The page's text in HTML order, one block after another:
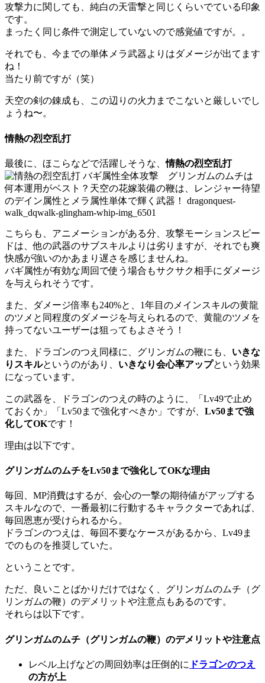
攻撃力に関しても、純白の天雷撃と同じくらいでている印象
です。
まったく同じ条件で測定していないので感覚値ですが。。
それでも、今までの単体メラ武器よりはダメージが出てます
ね！
当たり前ですが（笑）
天空の剣の錬成も、この辺りの火力までこないと厳しいでし
ょうね〜。
情熱の烈空乱打
最後に、ほこらなどで活躍しそうな、情熱の烈空乱打
こちらも、アニメーションがある分、攻撃モーションスピー
ドは、他の武器のサブスキルよりは劣りますが、それでも爽
快感が強いのかあまり遅さを感じませんね。
バギ属性が有効な周回で使う場合もサクサク相手にダメージ
を与えられそうです。
また、ダメージ倍率も240%と、1年目のメインスキルの黄龍
のツメと同程度のダメージを与えられるので、黄龍のツメを
持ってないユーザーは狙ってもよさそう！
また、ドラゴンのつえ同様に、グリンガムの鞭にも、 いきな
りスキルというのがあり、 いきなり会心率アップという効果
になっています。
この武器を、ドラゴンのつえの時のように、「Lv49で止め
ておくか」「Lv50まで強化すべきか」ですが、 Lv50まで強
化してOKです！
理由は以下です。
グリンガムのムチをLv50まで強化してOKな理由
毎回、MP消費はするが、会心の一撃の期待値がアップする
スキルなので、一番最初に行動するキャラクターであれば、
毎回恩恵が受けられるから。
ドラゴンのつえは、毎回不要なケースがあるから、Lv49ま
でのものを推奨していた。
ということです。
ただ、良いことばかりだけではなく、グリンガムのムチ（グ
リンガムの鞭）のデメリットや注意点もあるのです。
それらは以下です。
グリンガムのムチ（グリンガムの鞭）のデメリットや注意点
レベル上げなどの周回効率は圧倒的に ドラゴンのつえ
の方が上